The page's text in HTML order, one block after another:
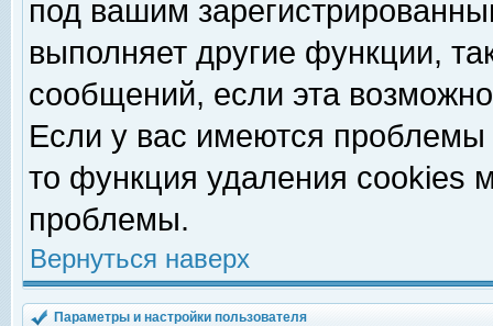
под вашим
выполняет другие функции,
сообщений, если эта
Если у вас имеются
то функция удаления cookies
проблемы.
Вернуться наверх
Параметры и настройки пользователя